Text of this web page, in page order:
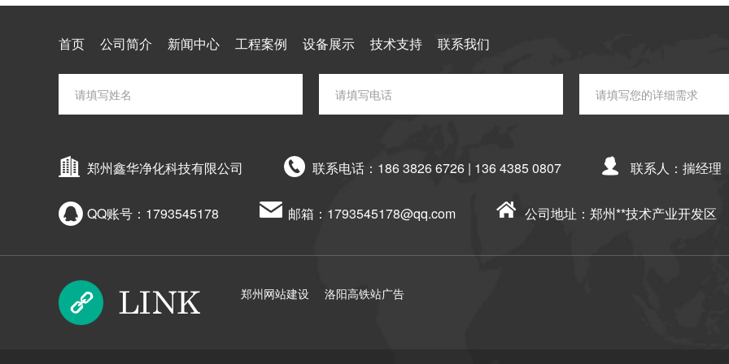
首页 公司简介 新闻中心 工程案例 设备展示 技术支持 联系我们
郑州鑫华净化科技有限公司 联系电话： 186 3826 6726 | 136 4385 0807 联系人：揣经理
QQ账号： 1793545178 邮箱： 1793545178@qq.com 公司地址：郑州**技术产业开发区
郑州网站建设 洛阳高铁站广告